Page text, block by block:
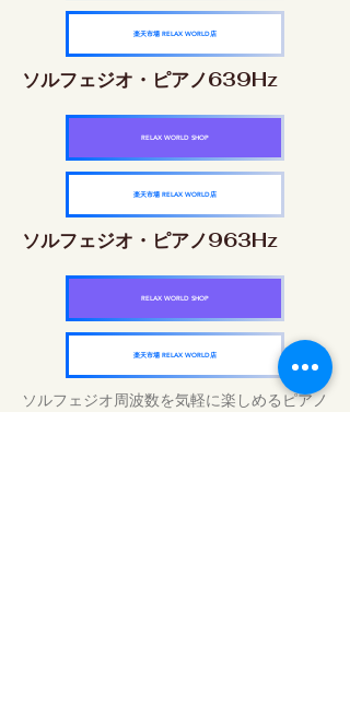
楽天市場 RELAX WORLD店
ソルフェジオ・ピアノ639Hz
RELAX WORLD SHOP
楽天市場 RELAX WORLD店
ソルフェジオ・ピアノ963Hz
RELAX WORLD SHOP
楽天市場 RELAX WORLD店
ソルフェジオ周波数を気軽に楽しめるピアノ